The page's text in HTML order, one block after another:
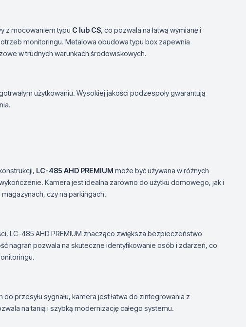
z mocowaniem typu C lub CS, co pozwala na łatwą wymianę i
monitoringu. Metalowa obudowa typu box zapewnia
w trudnych warunkach środowiskowych.
użytkowaniu. Wysokiej jakości podzespoły gwarantują
LC-485 AHD PREMIUM może być używana w różnych
Kamera jest idealna zarówno do użytku domowego, jak i
czy na parkingach.
LC-485 AHD PREMIUM znacząco zwiększa bezpieczeństwo
nagrań pozwala na skuteczne identyfikowanie osób i zdarzeń, co
przesyłu sygnału, kamera jest łatwa do zintegrowania z
na tanią i szybką modernizację całego systemu.